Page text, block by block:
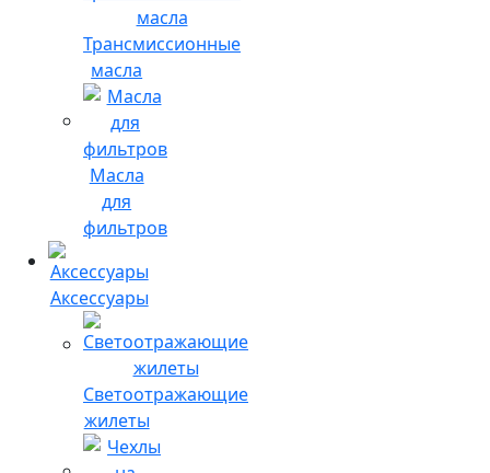
Трансмиссионные
масла
Масла
для
фильтров
Аксессуары
Светоотражающие
жилеты